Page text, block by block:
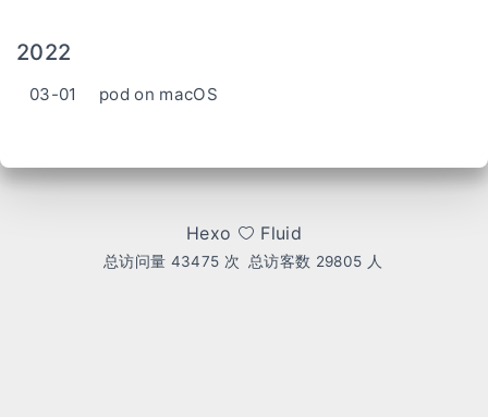
2022
03-01 pod on macOS
Hexo Fluid
总访问量 43475 次 总访客数 29805 人